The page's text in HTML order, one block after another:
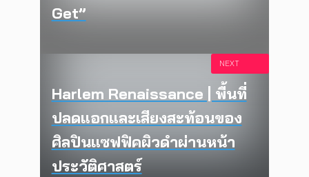
Get”
Harlem Renaissance | พื้นที่
ปลดแอกและเสียงสะท้อนของ
ศิลปินแซฟฟิคผิวดำผ่านหน้า
ประวัติศาสตร์
NEXT